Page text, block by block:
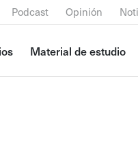
Podcast Opinión
Material de estudio